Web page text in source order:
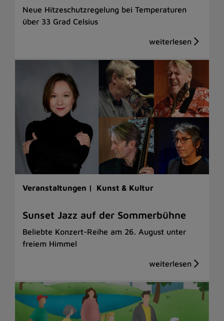
Neue Hitzeschutzregelung bei Temperaturen
über 33 Grad Celsius
Veranstaltungen | Kunst & Kultur
Sunset Jazz auf der Sommerbühne
Beliebte Konzert-Reihe am 26. August unter
freiem Himmel